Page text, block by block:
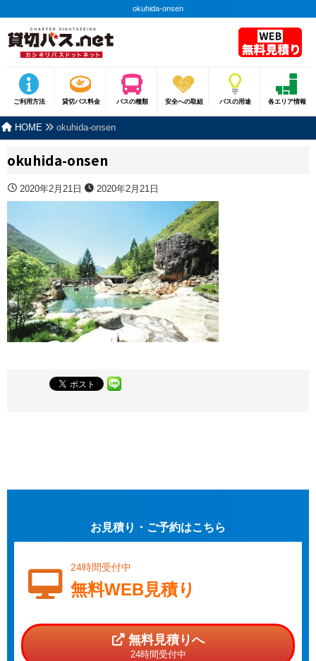
okuhida-onsen
ご利用方法 貸切バス料金 バスの種類 安全への取組 バスの用途 各エリア情報
HOME okuhida-onsen
okuhida-onsen
2020年2月21日 2020年2月21日
お見積り・ご予約はこちら
24時間受付中
無料WEB見積り
無料見積りへ
24時間受付中